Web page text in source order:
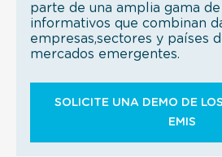
parte de una amplia gama
informativos que combinan
empresas,sectores y países
mercados emergentes.
SOLICITE UNA DEMO DE
EMIS